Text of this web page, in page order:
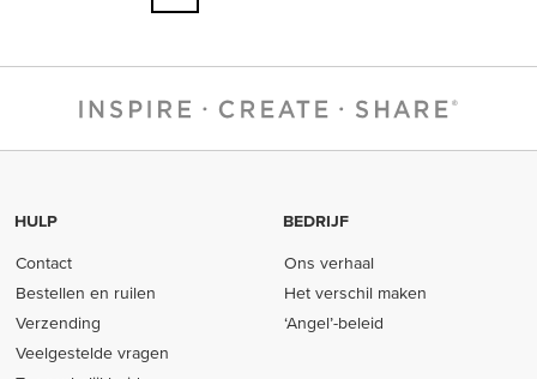
HULP
Contact
Bestellen en ruilen
Verzending
Veelgestelde vragen
BEDRIJF
Ons verhaal
Het verschil maken
‘Angel’-beleid